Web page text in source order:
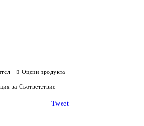
Оцени продукта
за Съответствие
Tweet